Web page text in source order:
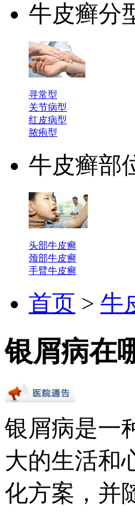
牛皮癣分
寻常型
关节病型
红皮病型
脓疱型
牛皮癣部
头部牛皮癣
颈部牛皮癣
手臂牛皮癣
首页 > 牛
银屑病在
银屑病是一
大的生活和
化方案，并